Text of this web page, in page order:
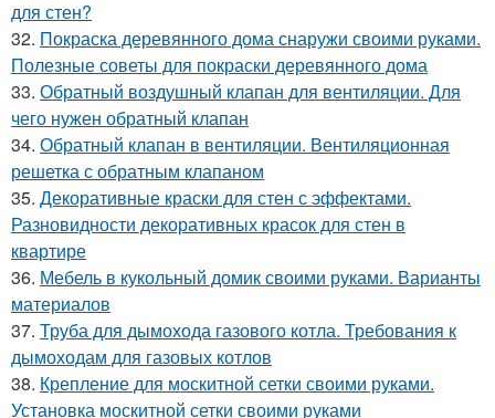
для стен?
32. Покраска деревянного дома снаружи своими руками.
Полезные советы для покраски деревянного дома
33. Обратный воздушный клапан для вентиляции. Для
чего нужен обратный клапан
34. Обратный клапан в вентиляции. Вентиляционная
решетка с обратным клапаном
35. Декоративные краски для стен с эффектами.
Разновидности декоративных красок для стен в
квартире
36. Мебель в кукольный домик своими руками. Варианты
материалов
37. Труба для дымохода газового котла. Требования к
дымоходам для газовых котлов
38. Крепление для москитной сетки своими руками.
Установка москитной сетки своими руками